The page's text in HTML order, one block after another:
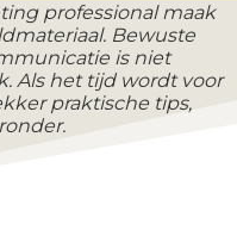
professional maak
Bewuste
is niet
Als het tijd wordt voor
praktische tips,